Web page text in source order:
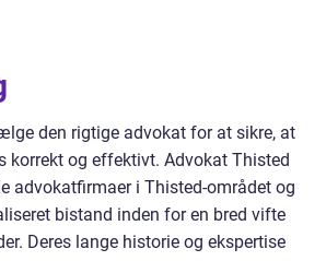
den rigtige advokat for at sikre, at
korrekt og effektivt. Advokat Thisted
advokatfirmaer i Thisted-området og
bistand inden for en bred vifte
Deres lange historie og ekspertise